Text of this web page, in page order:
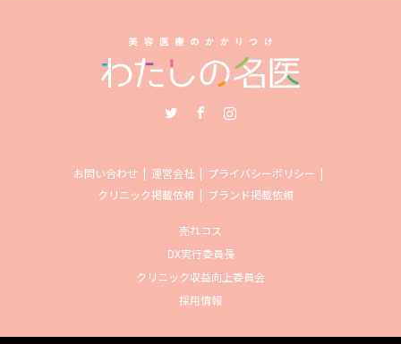
お問い合わせ 運営会社
プライバシーポリシー
クリニック掲載依頼
ブランド掲載依頼
売れコス
DX実行委員長
クリニック収益向上委員会
採用情報